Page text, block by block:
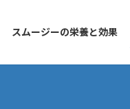
スムージーの栄養と効果